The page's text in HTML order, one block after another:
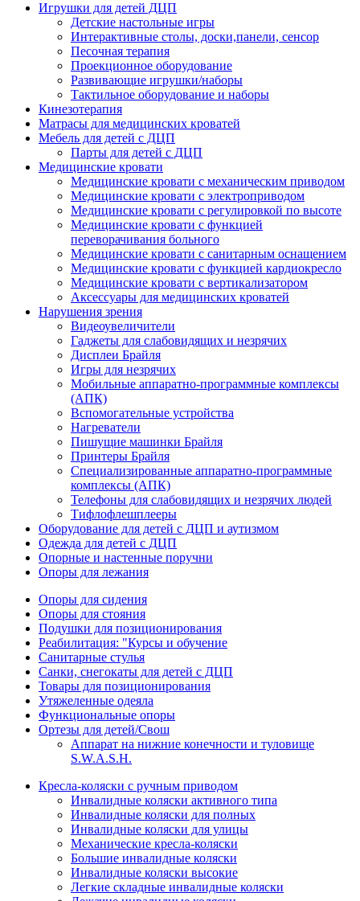
Игрушки для детей ДЦП
Детские настольные игры
Интерактивные столы, доски,панели, сенсор
Песочная терапия
Проекционное оборудование
Развивающие игрушки/наборы
Тактильное оборудование и наборы
Кинезотерапия
Матрасы для медицинских кроватей
Мебель для детей с ДЦП
Парты для детей с ДЦП
Медицинские кровати
Медицинские кровати с механическим приводом
Медицинские кровати с электроприводом
Медицинские кровати с регулировкой по высоте
Медицинские кровати с функцией
переворачивания больного
Медицинские кровати с санитарным оснащением
Медицинские кровати с функцией кардиокресло
Медицинские кровати с вертикализатором
Аксессуары для медицинских кроватей
Нарушения зрения
Видеоувеличители
Гаджеты для слабовидящих и незрячих
Дисплеи Брайля
Игры для незрячих
Мобильные аппаратно-программные комплексы
(АПК)
Вспомогательные устройства
Нагреватели
Пишущие машинки Брайля
Принтеры Брайля
Специализированные аппаратно-программные
комплексы (АПК)
Телефоны для слабовидящих и незрячих людей
Тифлофлешплееры
Оборудование для детей с ДЦП и аутизмом
Одежда для детей с ДЦП
Опорные и настенные поручни
Опоры для лежания
Опоры для сидения
Опоры для стояния
Подушки для позиционирования
Реабилитация: "Курсы и обучение
Санитарные стулья
Санки, снегокаты для детей с ДЦП
Товары для позиционирования
Утяжеленные одеяла
Функциональные опоры
Ортезы для детей/Свош
Аппарат на нижние конечности и туловище
S.W.A.S.H.
Кресла-коляски с ручным приводом
Инвалидные коляски активного типа
Инвалидные коляски для полных
Инвалидные коляски для улицы
Механические кресла-коляски
Большие инвалидные коляски
Инвалидные коляски высокие
Легкие складные инвалидные коляски